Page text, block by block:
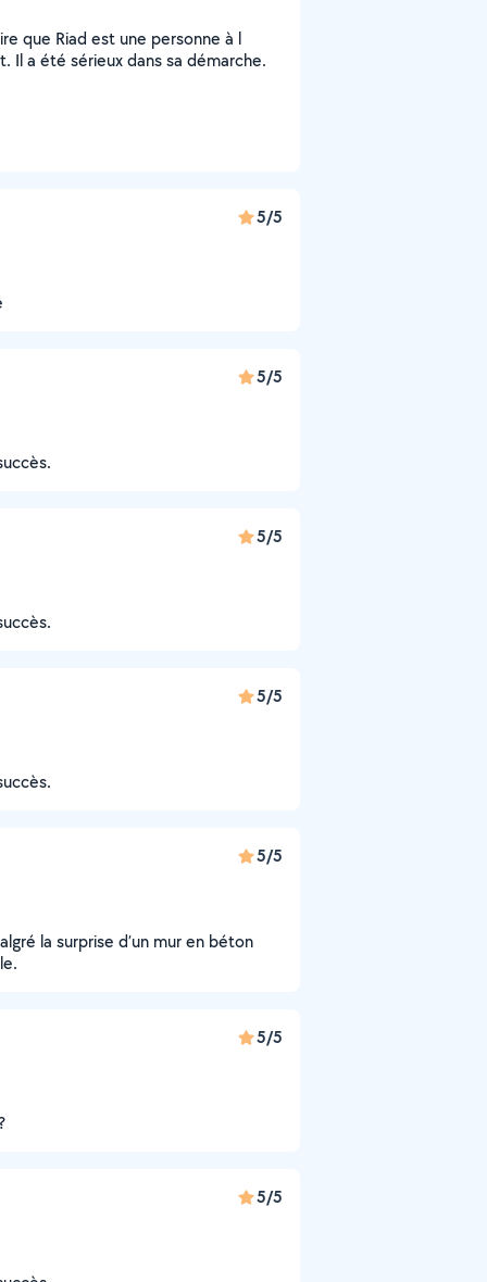
que Riad est une personne à l
Il a été sérieux dans sa démarche.
5/5
5/5
5/5
5/5
5/5
la surprise d’un mur en béton
5/5
5/5